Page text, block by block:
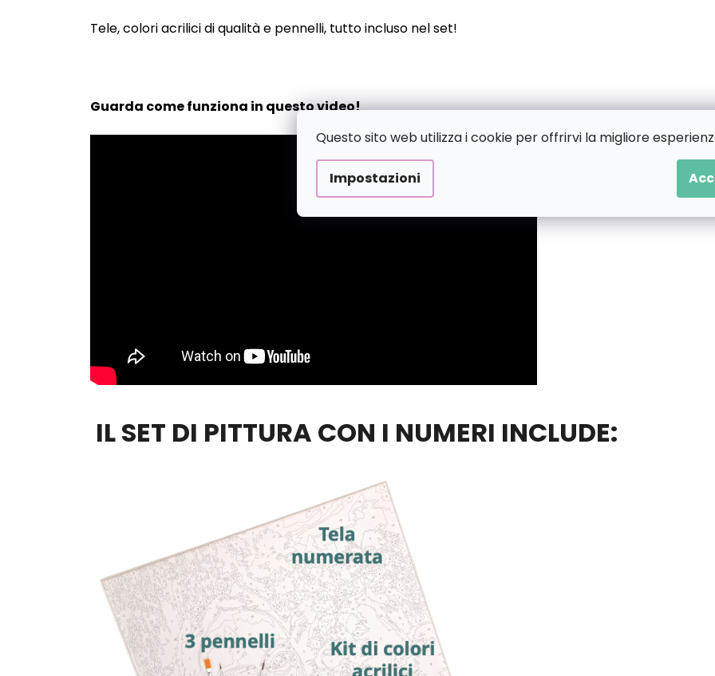
Questo sito web utilizza i cookie per offrirvi la migliore
Impostazioni
Tele, colori acrilici di qualità e pennelli, tutto incluso nel set!
Guarda come funziona in questo video!
IL SET DI PITTURA CON I NUMERI INCLUDE: